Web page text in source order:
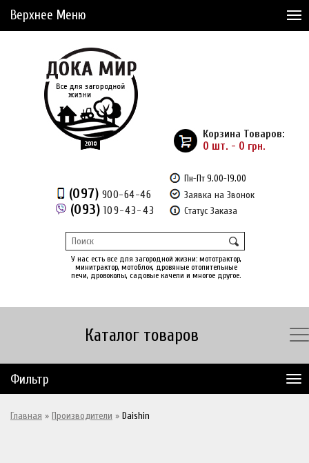
Верхнее Меню
Доставка и Оплата
Рассрочка
Доставка из Америки
Отложенные товары (0)
(097) 900-64-46
(093) 109-43-43
Пн-Пт 9.00-19.00
Заявка на Звонок
Статус Заказа
У нас есть все для загородной жизни: мототрактор,
минитрактор, мотоблок, дровяные отопительные
печи, дровоколы, садовые качели и многое другое.
Корзина Товаров:
0 шт. - 0 грн.
Каталог товаров
Фильтр
Главная » Производители » Daishin